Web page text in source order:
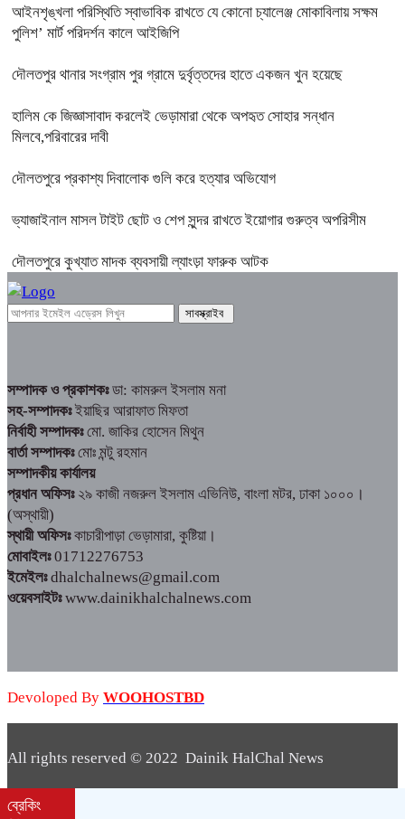
আইনশৃঙ্খলা পরিস্থিতি স্বাভাবিক রাখতে যে কোনো চ্যালেঞ্জ মোকাবিলায় সক্ষম
পুলিশ’ মার্ট পরিদর্শন কালে আইজিপি
দৌলতপুর থানার সংগ্রাম পুর গ্রামে দুর্বৃত্তদের হাতে একজন খুন হয়েছে
হালিম কে জিজ্ঞাসাবাদ করলেই ভেড়ামারা থেকে অপহৃত সোহার সন্ধান
মিলবে,পরিবারের দাবী
দৌলতপুরে প্রকাশ্য দিবালোক গুলি করে হত্যার অভিযোগ
ভ্যাজাইনাল মাসল টাইট ছোট ও শেপ সুন্দর রাখতে ইয়োগার গুরুত্ব অপরিসীম
দৌলতপুরে কুখ্যাত মাদক ব্যবসায়ী ল্যাংড়া ফারুক আটক
সম্পাদক ও প্রকাশকঃডা: কামরুল ইসলাম মনা
সহ-সম্পাদকঃইয়াছির আরাফাত মিফতা
নির্বাহী সম্পাদকঃমো. জাকির হোসেন মিথুন
বার্তা সম্পাদকঃমোঃ মন্টু রহমান
সম্পাদকীয় কার্যালয়
প্রধান অফিসঃ২৯ কাজী নজরুল ইসলাম এভিনিউ, বাংলা মটর, ঢাকা ১০০০।
(অস্থায়ী)
স্থায়ী অফিসঃকাচারীপাড়া ভেড়ামারা, কুষ্টিয়া।
মোবাইলঃ01712276753
ইমেইলঃdhalchalnews@gmail.com
ওয়েবসাইটঃwww.dainikhalchalnews.com
ব্রেকিং
Devoloped By WOOHOSTBD
All rights reserved © 2022 Dainik HalChal News
Design ByWooHostBD